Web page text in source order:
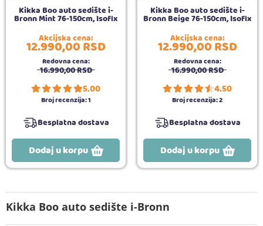
Kikka Boo auto sedište i-Bronn
Kikka Boo auto sedište i-
Bronn Mint 76-150cm, Isofix
Akcijska cena:
12.990,00RSD
Redovna cena:
16.990,00RSD
5.00
Broj recenzija:1
Besplatna dostava
Dodaj u korpu
Kikka Boo auto sedište i-
Bronn Beige 76-150cm, Isofix
Akcijska cena:
12.990,00RSD
Redovna cena:
16.990,00RSD
4.50
Broj recenzija:2
Besplatna dostava
Dodaj u korpu